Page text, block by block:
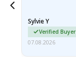
Sylvie Y
Verified Buyer
07.08.2026